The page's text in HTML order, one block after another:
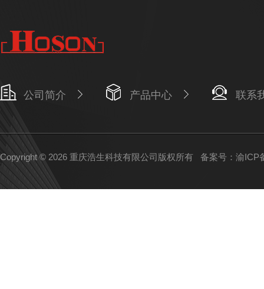
公司简介 产品中心 联系
Copyright © 2026 重庆浩生科技有限公司版权所有 备案号：渝ICP